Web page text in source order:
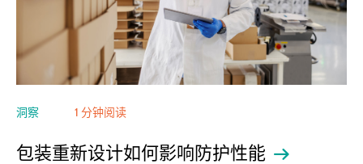
洞察 1 分钟阅读
包装重新设计如何影响防护性能